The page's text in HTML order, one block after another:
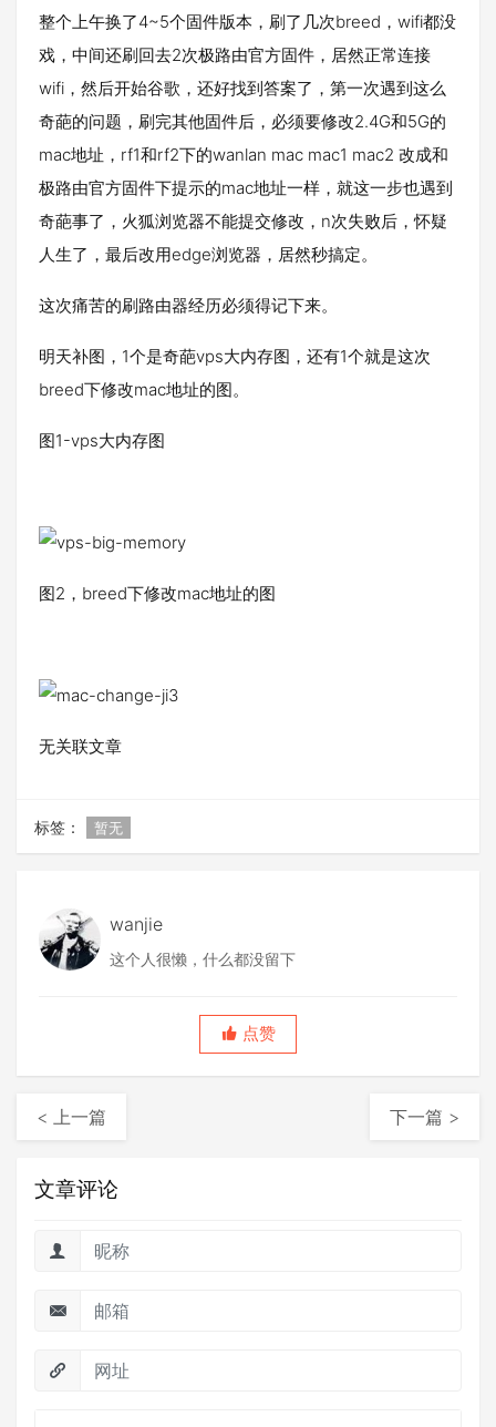
整个上午换了4~5个固件版本，刷了几次breed，wifi都没
戏，中间还刷回去2次极路由官方固件，居然正常连接
wifi，然后开始谷歌，还好找到答案了，第一次遇到这么
奇葩的问题，刷完其他固件后，必须要修改2.4G和5G的
mac地址，rf1和rf2下的wanlan mac mac1 mac2 改成和
极路由官方固件下提示的mac地址一样，就这一步也遇到
奇葩事了，火狐浏览器不能提交修改，n次失败后，怀疑
人生了，最后改用edge浏览器，居然秒搞定。
这次痛苦的刷路由器经历必须得记下来。
明天补图，1个是奇葩vps大内存图，还有1个就是这次
breed下修改mac地址的图。
图1-vps大内存图
图2，breed下修改mac地址的图
无关联文章
标签： 暂无
wanjie
这个人很懒，什么都没留下
点赞
< 上一篇 下一篇 >
文章评论